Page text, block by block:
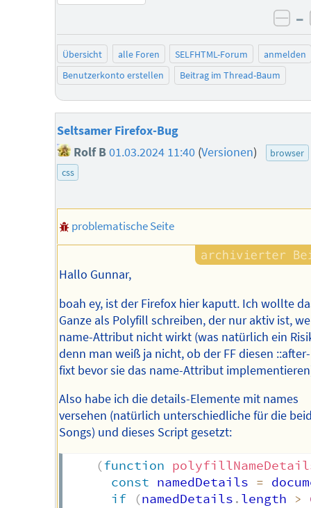
–
Übersicht alle Foren SELFHTML-Forum
anmelden
Benutzerkonto erstellen
Beitrag im Thread-Baum
Seltsamer Firefox-Bug
Rolf B01.03.2024 11:40 (Versionen)
browser
css
problematische Seite
Hallo Gunnar,
boah ey, ist der Firefox hier kaputt. Ich wollte
Ganze als Polyfill schreiben, der nur aktiv ist,
name-Attribut nicht wirkt (was natürlich ein
denn man weiß ja nicht, ob der FF diesen
fixt bevor sie das name-Attribut
Also habe ich die details-Elemente mit names
versehen (natürlich unterschiedliche für die
Songs) und dieses Script gesetzt:
(function
const namedDetails =
if
(namedDetails . length >